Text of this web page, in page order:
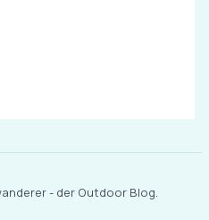
- der Outdoor Blog.